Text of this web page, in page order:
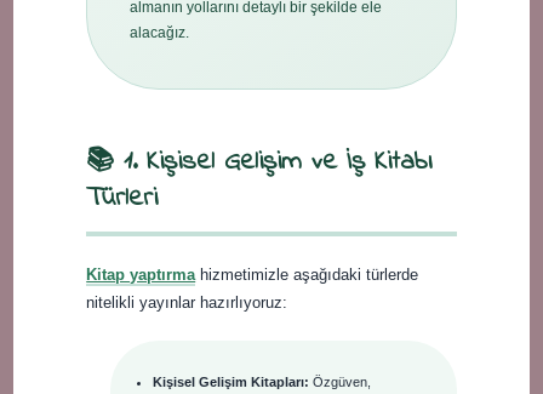
almanın yollarını detaylı bir şekilde ele
alacağız.
📚 1. Kişisel Gelişim ve İş Kitabı
Türleri
Kitap yaptırma hizmetimizle aşağıdaki türlerde
nitelikli yayınlar hazırlıyoruz:
Kişisel Gelişim Kitapları: Özgüven,